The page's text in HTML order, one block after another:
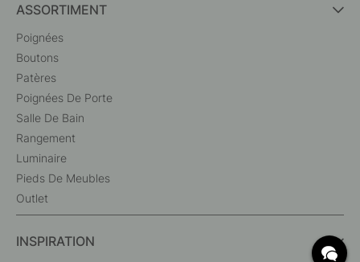
ASSORTIMENT
Poignées
Boutons
Patères
Poignées De Porte
Salle De Bain
Rangement
Luminaire
Pieds De Meubles
Outlet
INSPIRATION